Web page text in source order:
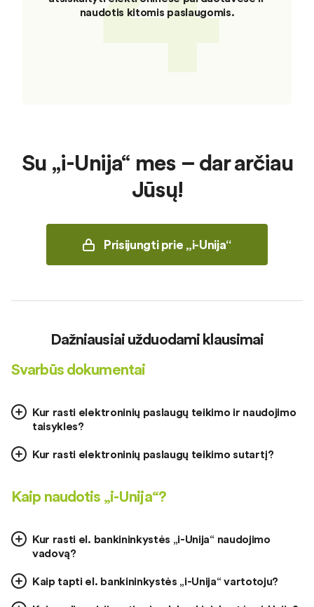
naudotis kitomis paslaugomis.
Su „i-Unija“ mes – dar arčiau
Jūsų!
Prisijungti prie „i-Unija“
Dažniausiai užduodami klausimai
Svarbūs dokumentai
Kur rasti elektroninių paslaugų teikimo ir naudojimo
taisykles?
Kur rasti elektroninių paslaugų teikimo sutartį?
Kaip naudotis „i-Unija“?
Kur rasti el. bankininkystės „i-Unija“ naudojimo
vadovą?
Kaip tapti el. bankininkystės „i-Unija“ vartotoju?